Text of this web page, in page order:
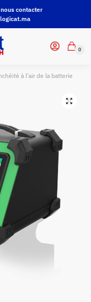
contacter
0
à l’air de la batterie